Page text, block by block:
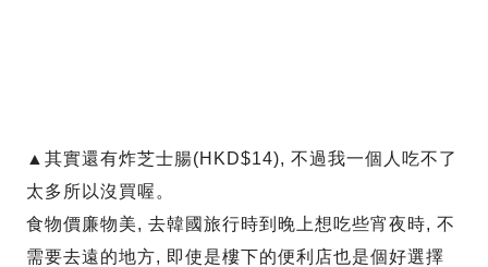
▲其實還有炸芝士腸(HKD$14), 不過我一個人吃不了
太多所以沒買喔。
食物價廉物美, 去韓國旅行時到晚上想吃些宵夜時, 不
需要去遠的地方, 即使是樓下的便利店也是個好選擇